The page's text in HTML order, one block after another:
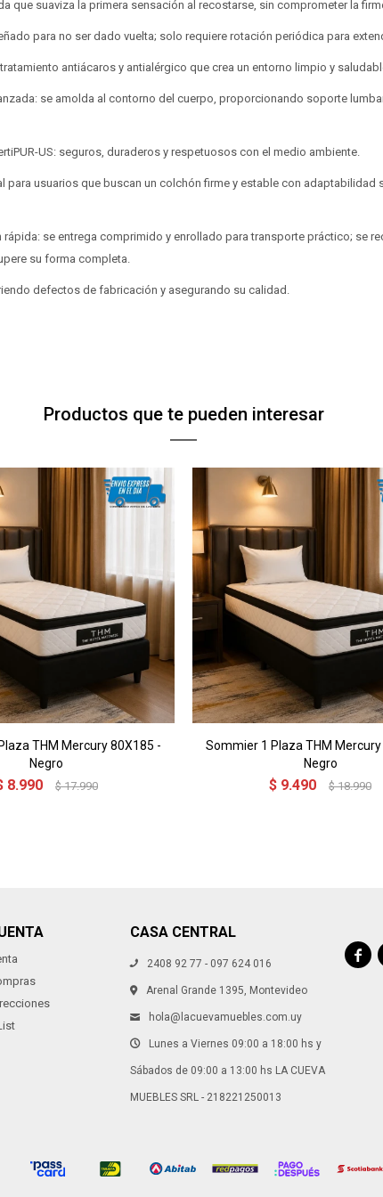
que suaviza la primera sensación al recostarse, sin comprometer la
para no ser dado vuelta; solo requiere rotación periódica para
antiácaros y antialérgico que crea un entorno limpio y
se amolda al contorno del cuerpo, proporcionando soporte
US: seguros, duraderos y respetuosos con el medio ambiente.
para usuarios que buscan un colchón firme y estable con adaptabilidad
rápida: se entrega comprimido y enrollado para transporte práctico; se
su forma completa.
defectos de fabricación y asegurando su calidad.
Productos que te pueden interesar
THM Mercury 80X185 -
Negro
8.990 $ 17.990
Sommier 1 Plaza THM
Negro
$ 9.490 $ 18.990
CASA CENTRAL
2408 92 77 - 097 624 016
Arenal Grande 1395, Montevideo
hola@lacuevamuebles.com.uy
Lunes a Viernes 09:00 a 18:00 hs y
Sábados de 09:00 a 13:00 hs LA CUEVA
MUEBLES SRL - 218221250013
